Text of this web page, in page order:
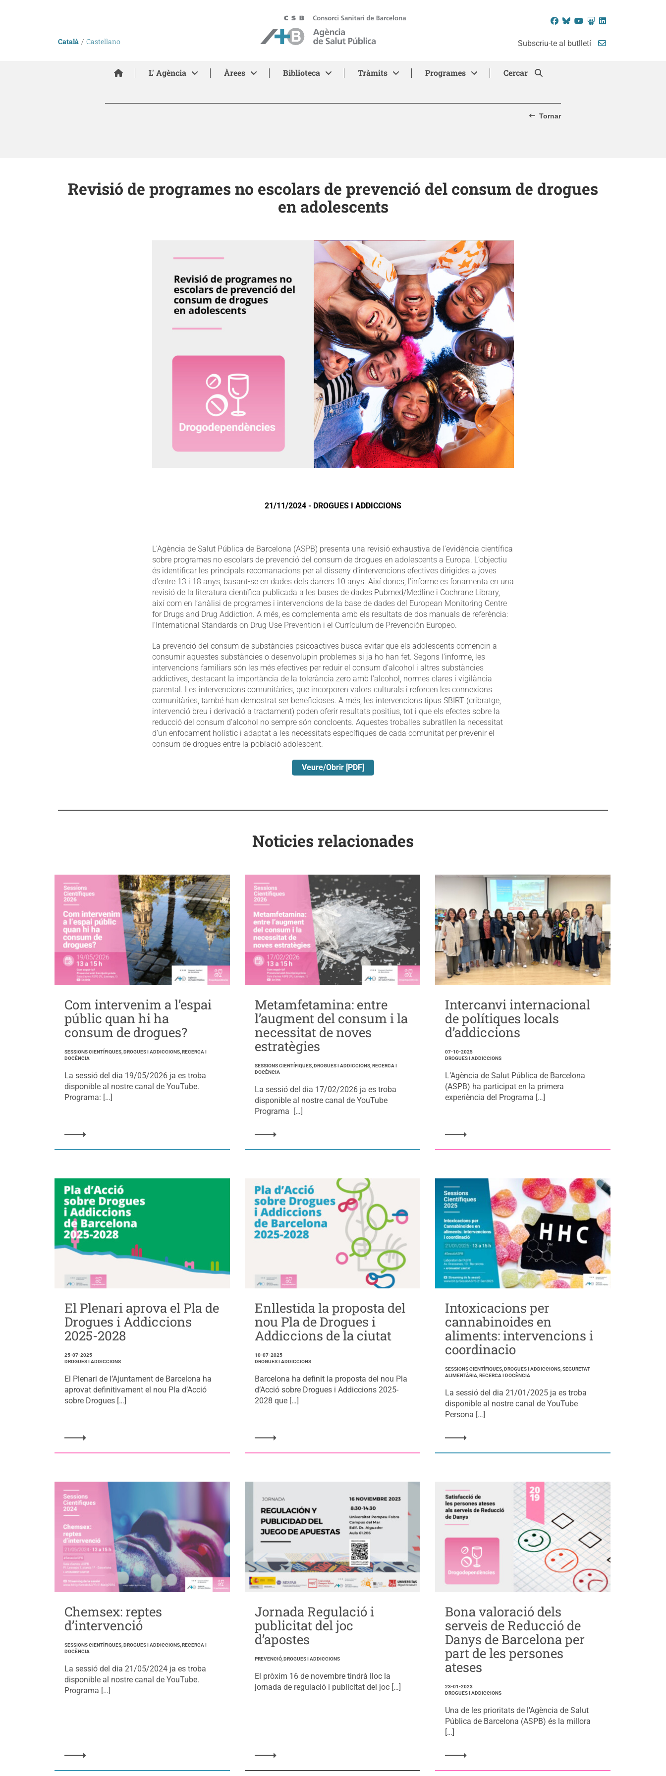
Català Castellano
ASPB - Agència de Salut Pública de Barcelona Facebook
BlueskyYouTube
SlideShare
LinkedIn
Subscriu-te al butlletí
Inici L' Agència Àrees Biblioteca Tràmits Programes Cercar
Tornar
Revisió de programes no escolars de prevenció del consum de drogues
en adolescents
21/11/2024 - DROGUES I ADDICCIONS
L’Agència de Salut Pública de Barcelona (ASPB) presenta una revisió exhaustiva de l’evidència científica
sobre programes no escolars de prevenció del consum de drogues en adolescents a Europa. L’objectiu
és identificar les principals recomanacions per al disseny d’intervencions efectives dirigides a joves
d’entre 13 i 18 anys, basant-se en dades dels darrers 10 anys. Així doncs, l’informe es fonamenta en una
revisió de la literatura científica publicada a les bases de dades Pubmed/Medline i Cochrane Library,
així com en l’anàlisi de programes i intervencions de la base de dades del European Monitoring Centre
for Drugs and Drug Addiction. A més, es complementa amb els resultats de dos manuals de referència:
l’International Standards on Drug Use Prevention i el Currículum de Prevención Europeo.
La prevenció del consum de substàncies psicoactives busca evitar que els adolescents comencin a
consumir aquestes substàncies o desenvolupin problemes si ja ho han fet. Segons l’informe, les
intervencions familiars són les més efectives per reduir el consum d’alcohol i altres substàncies
addictives, destacant la importància de la tolerància zero amb l’alcohol, normes clares i vigilància
parental. Les intervencions comunitàries, que incorporen valors culturals i reforcen les connexions
comunitàries, també han demostrat ser beneficioses. A més, les intervencions tipus SBIRT (cribratge,
intervenció breu i derivació a tractament) poden oferir resultats positius, tot i que els efectes sobre la
reducció del consum d’alcohol no sempre són concloents. Aquestes troballes subratllen la necessitat
d’un enfocament holístic i adaptat a les necessitats específiques de cada comunitat per prevenir el
consum de drogues entre la població adolescent.
Veure/Obrir [PDF]
Noticies relacionades
Com intervenim a l’espai
públic quan hi ha
consum de drogues?
SESSIONS CIENTÍFIQUES, DROGUES I ADDICCIONS, RECERCA I
DOCÈNCIA
La sessió del dia 19/05/2026 ja es troba
disponible al nostre canal de YouTube.
Programa: […]
Metamfetamina: entre
l’augment del consum i la
necessitat de noves
estratègies
SESSIONS CIENTÍFIQUES, DROGUES I ADDICCIONS, RECERCA I
DOCÈNCIA
La sessió del dia 17/02/2026 ja es troba
disponible al nostre canal de YouTube
Programa […]
Intercanvi internacional
de polítiques locals
d’addiccions
07-10-2025
DROGUES I ADDICCIONS
L’Agència de Salut Pública de Barcelona
(ASPB) ha participat en la primera
experiència del Programa […]
El Plenari aprova el Pla de
Drogues i Addiccions
2025-2028
25-07-2025
DROGUES I ADDICCIONS
El Plenari de l’Ajuntament de Barcelona ha
aprovat definitivament el nou Pla d’Acció
sobre Drogues […]
Enllestida la proposta del
nou Pla de Drogues i
Addiccions de la ciutat
10-07-2025
DROGUES I ADDICCIONS
Barcelona ha definit la proposta del nou Pla
d’Acció sobre Drogues i Addiccions 2025-
2028 que […]
Intoxicacions per
cannabinoides en
aliments: intervencions i
coordinacio
SESSIONS CIENTÍFIQUES, DROGUES I ADDICCIONS, SEGURETAT
ALIMENTÀRIA, RECERCA I DOCÈNCIA
La sessió del dia 21/01/2025 ja es troba
disponible al nostre canal de YouTube
Persona […]
Chemsex: reptes
d’intervenció
SESSIONS CIENTÍFIQUES, DROGUES I ADDICCIONS, RECERCA I
DOCÈNCIA
La sessió del dia 21/05/2024 ja es troba
disponible al nostre canal de YouTube.
Programa […]
Jornada Regulació i
publicitat del joc
d’apostes
PREVENCIÓ, DROGUES I ADDICCIONS
El pròxim 16 de novembre tindrà lloc la
jornada de regulació i publicitat del joc […]
Bona valoració dels
serveis de Reducció de
Danys de Barcelona per
part de les persones
ateses
23-01-2023
DROGUES I ADDICCIONS
Una de les prioritats de l’Agència de Salut
Pública de Barcelona (ASPB) és la millora
[…]